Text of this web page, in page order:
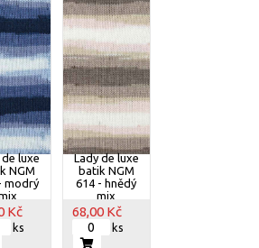
de luxe
NGM
modrý
Kč
ks
Lady de luxe
batik NGM
614 - hnědý
mix
68,00 Kč
ks